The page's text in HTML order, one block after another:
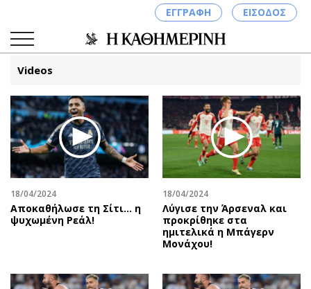
ΕΓΓΡΑΦΗ ΕΙΣΟΔΟΣ
ΚΑΤΗΓΟΡΙΕΣ ΣΥΝΔΕΣΗ
Κύπρος
Παιδεία
Υγεία
Πολιτική
Βουλευτικές 2026
Δημοσκοπήσεις
Απόψεις
Αρθρογραφία
The Hill
Υγεία
Αγγελίες
Ενοικιάζονται
Ζητούν εργασία
Videos
18/04/2024
Αποκαθήλωσε τη Σίτι... η
ψυχωμένη Ρεάλ!
18/04/2024
Λύγισε την Άρσεναλ και
προκρίθηκε στα
ημιτελικά η Μπάγερν
Μονάχου!